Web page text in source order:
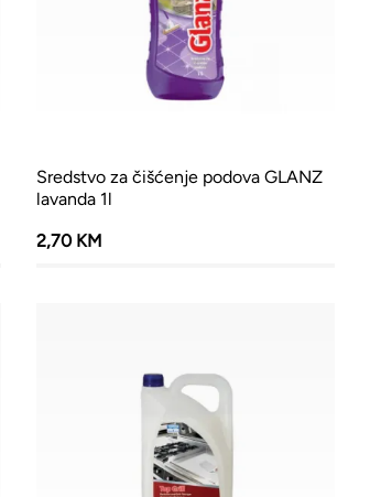
Sredstvo za čišćenje podova GLANZ
lavanda 1l
2,70 KM